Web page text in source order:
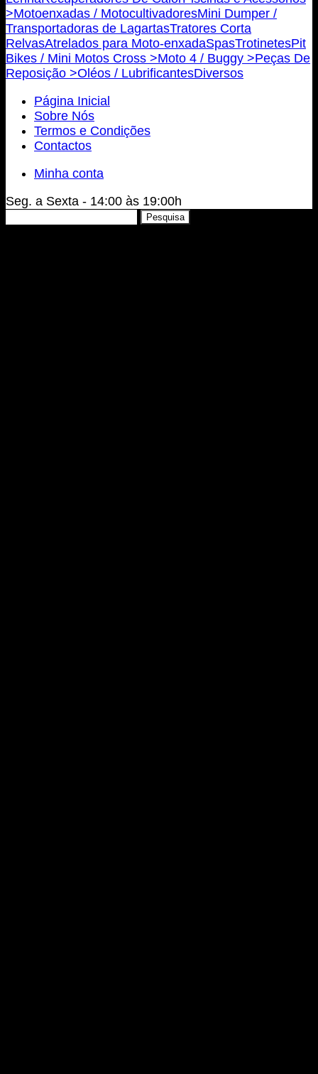
>Motoenxadas / MotocultivadoresMini Dumper /
Transportadoras de LagartasTratores Corta
RelvasAtrelados para Moto-enxadaSpasTrotinetesPit
Bikes / Mini Motos Cross >Moto 4 / Buggy >Peças De
Reposição >Oléos / LubrificantesDiversos
Página Inicial
Sobre Nós
Termos e Condições
Contactos
Minha conta
Seg. a Sexta - 14:00 às 19:00h
Pesquisa